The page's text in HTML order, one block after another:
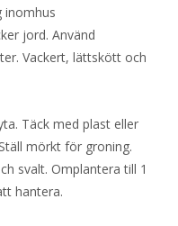
inomhus
jord. Använd
Vackert, lättskött och
Täck med plast eller
mörkt för groning.
svalt. Omplantera till 1
hantera.